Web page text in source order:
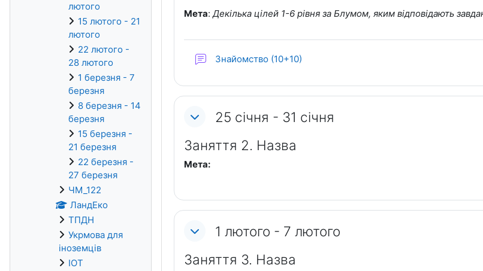
Мета:Декілька цілей 1-6 рівня за Блумом, яким відповідають
Знайомство (10+10)
25 січня - 31 січня
Заняття 2. Назва
Мета:
1 лютого - 7 лютого
Заняття 3. Назва
лютого
15 лютого - 21
лютого
22 лютого -
28 лютого
1 березня - 7
березня
8 березня - 14
березня
15 березня -
21 березня
22 березня -
27 березня
ЧМ_122
ЛандЕко
ТПДН
Укрмова для
іноземців
ІОТ